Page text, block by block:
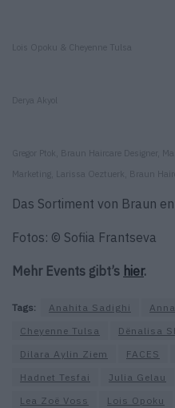
Lois Opoku & Cheyenne Tulsa
Derya Akyol
Gregor Ptok, Braun Haircare Designer,
Marketing, Larissa Oeztuerk, Braun
Das Sortiment von Braun
Fotos: © Sofiia Frantseva
Mehr Events gibt’s hier.
Tags: Anahita Sadighi
Cheyenne Tulsa
Dënalisa
Dilara Aylin Ziem
FACES
Hadnet Tesfai
Julia Gelau
Lea Zoë Voss
Lois Opoku